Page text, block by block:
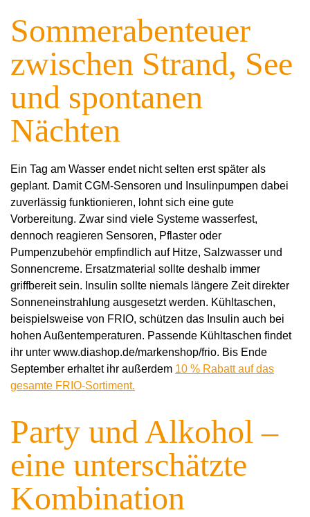
Sommerabenteuer
zwischen Strand, See
und spontanen
Nächten
Ein Tag am Wasser endet nicht selten erst später als
geplant. Damit CGM-Sensoren und Insulinpumpen dabei
zuverlässig funktionieren, lohnt sich eine gute
Vorbereitung. Zwar sind viele Systeme wasserfest,
dennoch reagieren Sensoren, Pflaster oder
Pumpenzubehör empfindlich auf Hitze, Salzwasser und
Sonnencreme. Ersatzmaterial sollte deshalb immer
griffbereit sein. Insulin sollte niemals längere Zeit direkter
Sonneneinstrahlung ausgesetzt werden. Kühltaschen,
beispielsweise von FRIO, schützen das Insulin auch bei
hohen Außentemperaturen. Passende Kühltaschen findet
ihr unter www.diashop.de/markenshop/frio. Bis Ende
September erhaltet ihr außerdem 10 % Rabatt auf das
gesamte FRIO-Sortiment.
Party und Alkohol –
eine unterschätzte
Kombination